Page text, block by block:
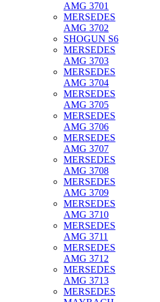
AMG 3701
MERSEDES
AMG 3702
SHOGUN S6
MERSEDES
AMG 3703
MERSEDES
AMG 3704
MERSEDES
AMG 3705
MERSEDES
AMG 3706
MERSEDES
AMG 3707
MERSEDES
AMG 3708
MERSEDES
AMG 3709
MERSEDES
AMG 3710
MERSEDES
AMG 3711
MERSEDES
AMG 3712
MERSEDES
AMG 3713
MERSEDES